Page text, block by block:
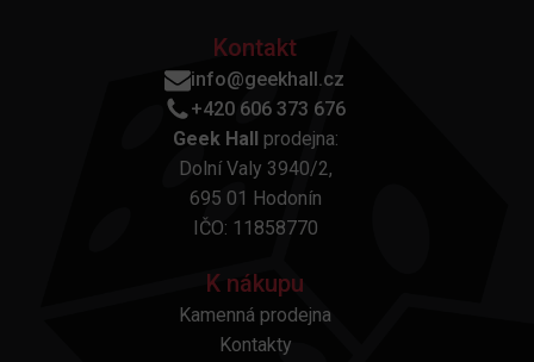
Kontakt
info@geekhall.cz
+420 606 373 676
Geek Hall
prodejna:
Dolní Valy 3940/2,
695 01 Hodonín
IČO: 11858770
K nákupu
Kamenná prodejna
Kontakty